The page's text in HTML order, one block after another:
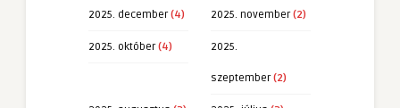
2025. december(4) 2025. november(2)
2025. október(4) 2025.
szeptember(2)